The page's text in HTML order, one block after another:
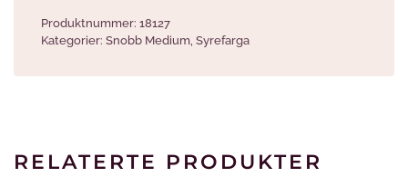
Produktnummer: 18127
Kategorier: Snobb Medium Syrefarga
RELATERTE PRODUKTER